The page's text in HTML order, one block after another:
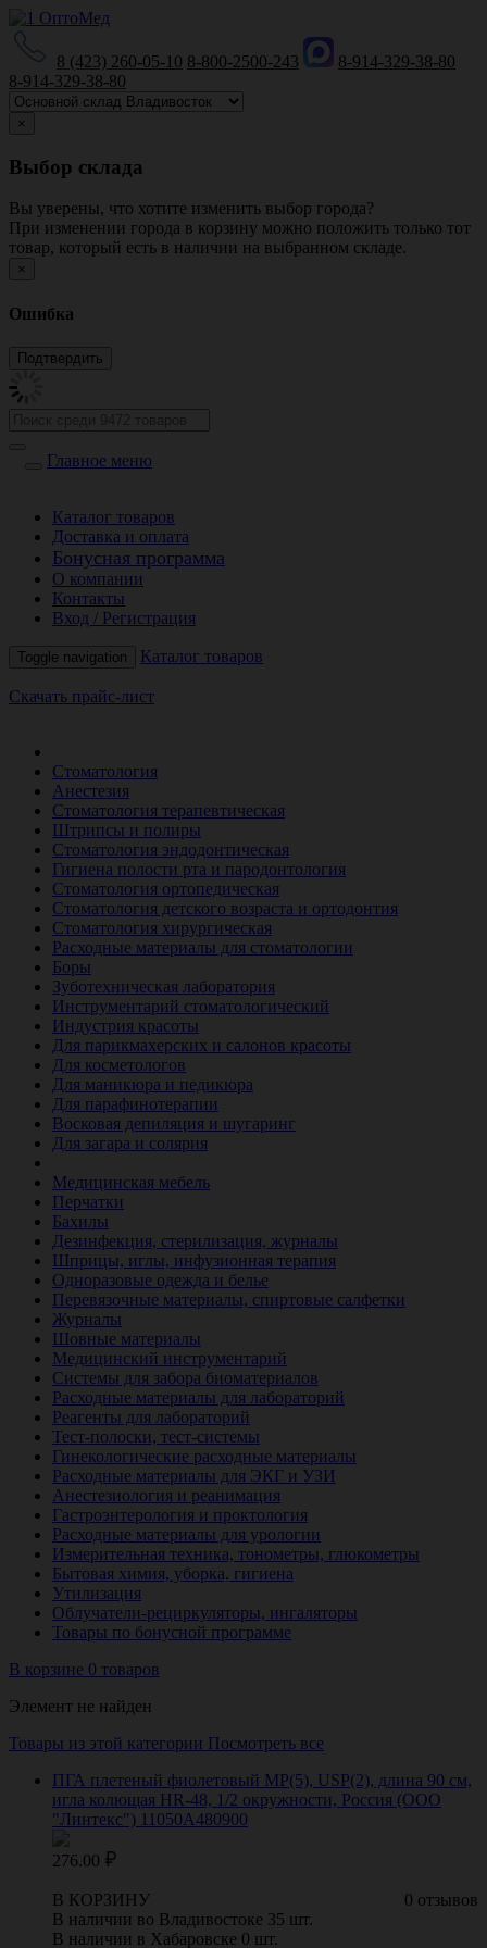
8 (423) 260-05-10 8-800-2500-243
8-914-329-38-80
8-914-329-38-80
×
Выбор склада
Вы уверены, что хотите изменить выбор города?
При изменении города в корзину можно положить только тот
товар, который есть в наличии на выбранном складе.
×
Ошибка
Главное меню
Каталог товаров
Доставка и оплата
Бонусная программа
О компании
Контакты
Вход / Регистрация
Toggle navigation Каталог товаров
Скачать прайс-лист
Стоматология
Анестезия
Стоматология терапевтическая
Штрипсы и полиры
Стоматология эндодонтическая
Гигиена полости рта и пародонтология
Стоматология ортопедическая
Стоматология детского возраста и ортодонтия
Стоматология хирургическая
Расходные материалы для стоматологии
Боры
Зуботехническая лаборатория
Инструментарий стоматологический
Индустрия красоты
Для парикмахерских и салонов красоты
Для косметологов
Для маникюра и педикюра
Для парафинотерапии
Восковая депиляция и шугаринг
Для загара и солярия
Медицинская мебель
Перчатки
Бахилы
Дезинфекция, стерилизация, журналы
Шприцы, иглы, инфузионная терапия
Одноразовые одежда и белье
Перевязочные материалы, спиртовые салфетки
Журналы
Шовные материалы
Медицинский инструментарий
Системы для забора биоматериалов
Расходные материалы для лабораторий
Реагенты для лабораторий
Тест-полоски, тест-системы
Гинекологические расходные материалы
Расходные материалы для ЭКГ и УЗИ
Анестезиология и реанимация
Гастроэнтерология и проктология
Расходные материалы для урологии
Измерительная техника, тонометры, глюкометры
Бытовая химия, уборка, гигиена
Утилизация
Облучатели-рециркуляторы, ингаляторы
Товары по бонусной программе
В корзине 0 товаров
Элемент не найден
Товары из этой категории Посмотреть все
ПГА плетеный фиолетовый МР(5), USP(2), длина 90 см,
игла колющая HR-48, 1/2 окружности, Россия (ООО
"Линтекс") 11050A480900
276.00
0 отзывов
В КОРЗИНУ
В наличии во Владивостоке 35 шт.
В наличии в Хабаровске 0 шт.